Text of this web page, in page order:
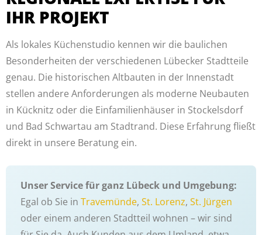
IHR PROJEKT
Als lokales Küchenstudio kennen wir die baulichen
Besonderheiten der verschiedenen Lübecker Stadtteile
genau. Die historischen Altbauten in der Innenstadt
stellen andere Anforderungen als moderne Neubauten
in Kücknitz oder die Einfamilienhäuser in Stockelsdorf
und Bad Schwartau am Stadtrand. Diese Erfahrung fließt
direkt in unsere Beratung ein.
Unser Service für ganz Lübeck und Umgebung:
Egal ob Sie in Travemünde, St. Lorenz, St. Jürgen
oder einem anderen Stadtteil wohnen – wir sind